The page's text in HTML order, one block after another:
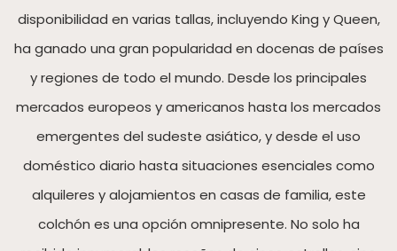
disponibilidad en varias tallas, incluyendo King y Queen,
ha ganado una gran popularidad en docenas de países
y regiones de todo el mundo. Desde los principales
mercados europeos y americanos hasta los mercados
emergentes del sudeste asiático, y desde el uso
doméstico diario hasta situaciones esenciales como
alquileres y alojamientos en casas de familia, este
colchón es una opción omnipresente. No solo ha